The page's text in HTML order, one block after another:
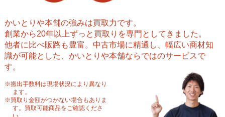
かいとりや本舗の強みは買取力です。
創業から20年以上ずっと買取りを専門としてきました。
他者に比べ販路も豊富。中古市場に精通し、幅広い商材知
識が可能とした、かいとりや本舗ならではのサービスで
す。
※搬出手数料は現場状況により異なり
ます。
※買取り金額がつかない場合もありま
す。買取可能商品をご確認くださ